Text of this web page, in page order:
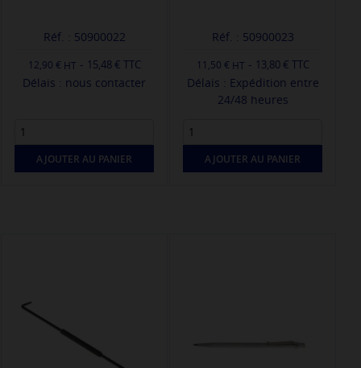
Réf. : 50900022
12,90 € - 15,48 € TTC
Délais : nous contacter
AJOUTER AU PANIER
Réf. : 50900023
11,50 € - 13,80 € TTC
Délais : Expédition entre
24/48 heures
AJOUTER AU PANIER